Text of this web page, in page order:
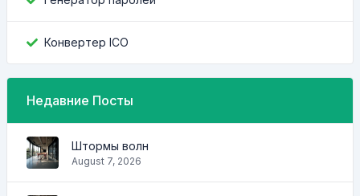
Конвертер ICO
Недавние Посты
Штормы волн
August 7, 2026